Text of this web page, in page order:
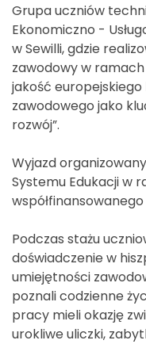
Grupa uczniów
Ekonomiczno -
w Sewilli, gdzie
zawodowy w
jakość europejskiego
zawodowego jako
rozwój”.
Wyjazd
Systemu Edukacji w
Podczas stażu
doświadczenie w
umiejętności
poznali codzienne
pracy mieli okazję
urokliwe uliczki,